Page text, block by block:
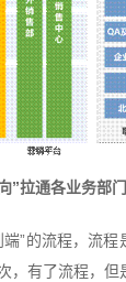
”拉通各业务部门
”的流程，流
有了流程，